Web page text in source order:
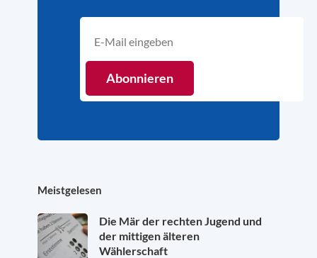
Meistgelesen
Die Mär der rechten Jugend und
der mittigen älteren
Wählerschaft